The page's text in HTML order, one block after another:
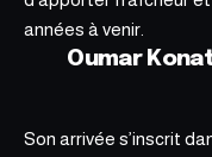
années à venir.
Oumar
Son arrivée s’inscrit